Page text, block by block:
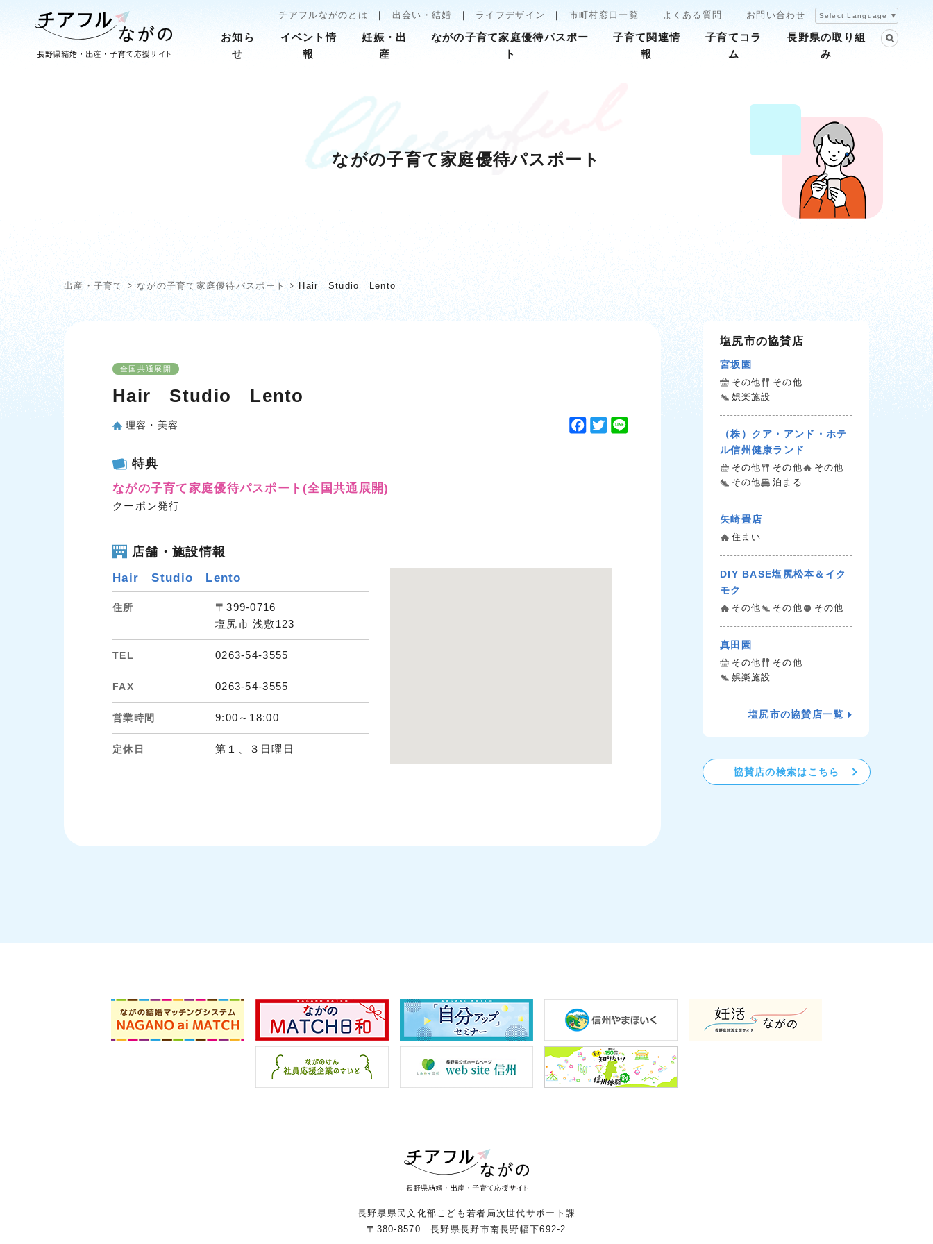
チアフルながのとは 出会い・結婚 ライフデザイン 市町村窓口一覧 よくある質問 お問い合わせ Select Language ▼
お知ら
せ
イベント情
報
妊娠・出
産
ながの子育て家庭優待パスポー
ト
子育て関連情
報
子育てコラ
ム
長野県の取り組
み
ながの子育て家庭優待パスポート
出産・子育て ながの子育て家庭優待パスポート Hair Studio Lento
全国共通展開
Hair Studio Lento
理容・美容
F
T
特典
ながの子育て家庭優待パスポート (全国共通展開)
クーポン発行
店舗・施設情報
Hair Studio Lento
住所
〒399-0716
塩尻市 浅敷123
TEL 0263-54-3555
FAX 0263-54-3555
営業時間 9:00～18:00
定休日 第１、３日曜日
塩尻市の協賛店
宮坂園
その他
その他
娯楽施設
（株）クア・アンド・ホテ
ル信州健康ランド
その他 その他
その他
その他
泊まる
矢崎畳店
住まい
DIY BASE塩尻松本＆イク
モク
その他 その他 その他
真田園
その他
その他
娯楽施設
塩尻市の協賛店一覧
協賛店の検索はこちら
長野県県民文化部こども若者局次世代サポート課
〒380-8570 長野県長野市南長野幅下692-2